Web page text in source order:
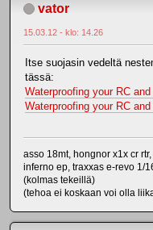
vator
15.03.12 - klo: 14.26
Itse suojasin vedeltä
tässä:
Waterproofing your RC
Waterproofing your RC
asso 18mt, hongnor x1x cr
inferno ep, traxxas e-revo 1/
(kolmas tekeillä)
(tehoa ei koskaan voi olla